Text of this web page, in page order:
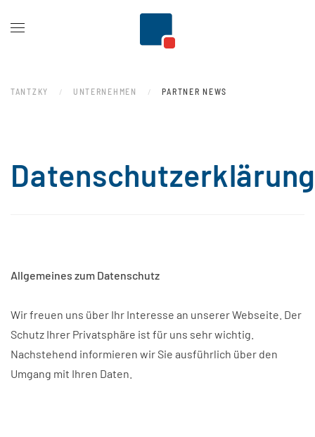
TANTZKY UNTERNEHMEN PARTNER NEWS
Datenschutzerklärung
Allgemeines zum Datenschutz
Wir freuen uns über Ihr Interesse an unserer Webseite. Der
Schutz Ihrer Privatsphäre ist für uns sehr wichtig.
Nachstehend informieren wir Sie ausführlich über den
Umgang mit Ihren Daten.